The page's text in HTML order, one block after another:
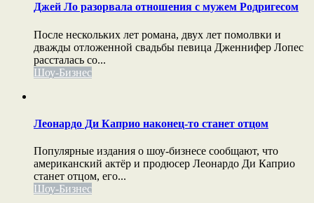
Джей Ло разорвала отношения с мужем Родригесом
После нескольких лет романа, двух лет помолвки и
дважды отложенной свадьбы певица Дженнифер Лопес
рассталась со...
Шоу-Бизнес
Леонардо Ди Каприо наконец-то станет отцом
Популярные издания о шоу-бизнесе сообщают, что
американский актёр и продюсер Леонардо Ди Каприо
станет отцом, его...
Шоу-Бизнес